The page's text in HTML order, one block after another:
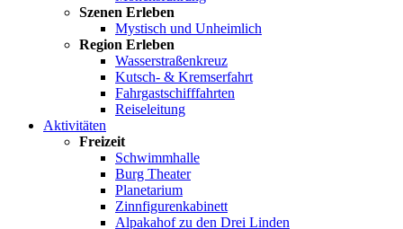
Szenen Erleben
Mystisch und Unheimlich
Region Erleben
Wasserstraßenkreuz
Kutsch- & Kremserfahrt
Fahrgastschifffahrten
Reiseleitung
Aktivitäten
Freizeit
Schwimmhalle
Burg Theater
Planetarium
Zinnfigurenkabinett
Alpakahof zu den Drei Linden